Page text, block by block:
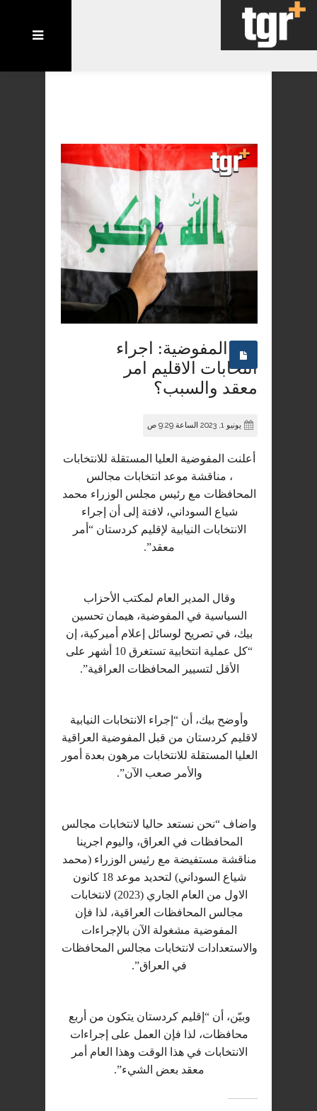
المفوضية: اجراء
انتخابات الاقليم امر
معقد والسبب؟
يونيو 1, 2023 الساعة 9:29 ص
أعلنت المفوضية العليا المستقلة للانتخابات
، مناقشة موعد انتخابات مجالس
المحافظات مع رئيس مجلس الوزراء محمد
شياع السوداني، لافتة إلى أن إجراء
الانتخابات النيابية لإقليم كردستان “أمر
معقد”.
وقال المدير العام لمكتب الأحزاب
السياسية في المفوضية، هيمان تحسين
بيك، في تصريح لوسائل إعلام أميركية، إن
“كل عملية انتخابية تستغرق 10 أشهر على
الأقل لتسيير المحافظات العراقية”.
وأوضح بيك، أن “إجراء الانتخابات النيابية
لاقليم كردستان من قبل المفوضية العراقية
العليا المستقلة للانتخابات مرهون بعدة أمور
والأمر صعب الآن”.
واضاف “نحن نستعد حاليا لانتخابات مجالس
المحافظات في العراق، واليوم اجرينا
مناقشة مستفيضة مع رئيس الوزراء (محمد
شياع السوداني) لتحديد موعد 18 كانون
الاول من العام الجاري (2023) لانتخابات
مجالس المحافظات العراقية، لذا فإن
المفوضية مشغولة الآن بالإجراءات
والاستعدادات لانتخابات مجالس المحافظات
في العراق”.
وبيّن، أن “إقليم كردستان يتكون من أربع
محافظات، لذا فإن العمل على إجراءات
الانتخابات في هذا الوقت وهذا العام أمر
معقد بعض الشيء”.